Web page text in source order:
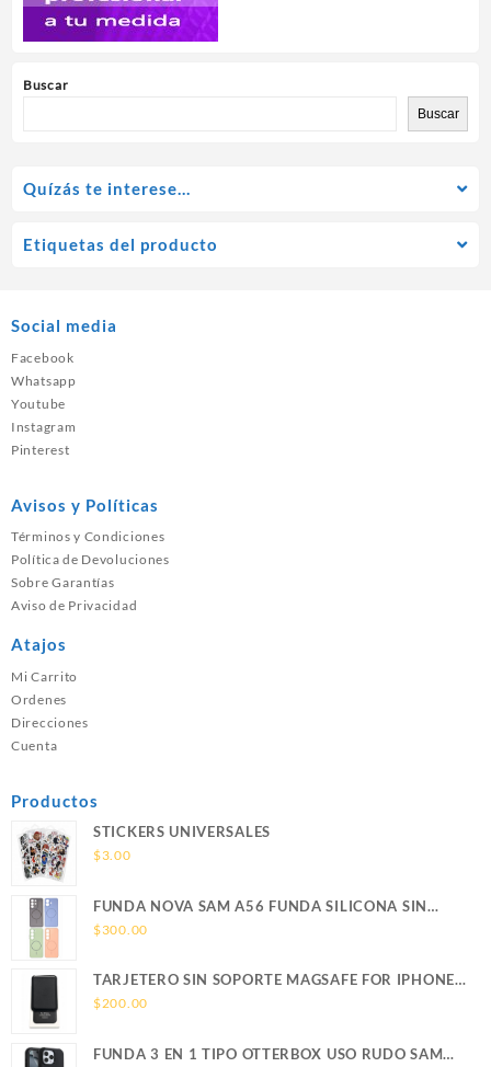
Buscar
Buscar
Quízás te interese…
Etiquetas del producto
Social media
Facebook
Whatsapp
Youtube
Instagram
Pinterest
Avisos y Políticas
Términos y Condiciones
Política de Devoluciones
Sobre Garantías
Aviso de Privacidad
Atajos
Mi Carrito
Ordenes
Direcciones
Cuenta
Productos
STICKERS UNIVERSALES
$3.00
FUNDA NOVA SAM A56 FUNDA SILICONA SIN
SOPORTE MAGNETICO SAMSUNG
$300.00
TARJETERO SIN SOPORTE MAGSAFE FOR IPHONE
LEATHER WALLET MAGSAFE
$200.00
FUNDA 3 EN 1 TIPO OTTERBOX USO RUDO SAM